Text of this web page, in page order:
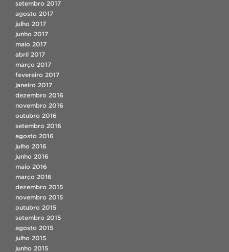
setembro 2017
agosto 2017
julho 2017
junho 2017
maio 2017
abril 2017
março 2017
fevereiro 2017
janeiro 2017
dezembro 2016
novembro 2016
outubro 2016
setembro 2016
agosto 2016
julho 2016
junho 2016
maio 2016
março 2016
dezembro 2015
novembro 2015
outubro 2015
setembro 2015
agosto 2015
julho 2015
junho 2015